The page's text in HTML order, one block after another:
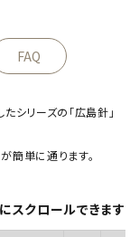
FAQ
シリーズの「広島針」
簡単に通ります。